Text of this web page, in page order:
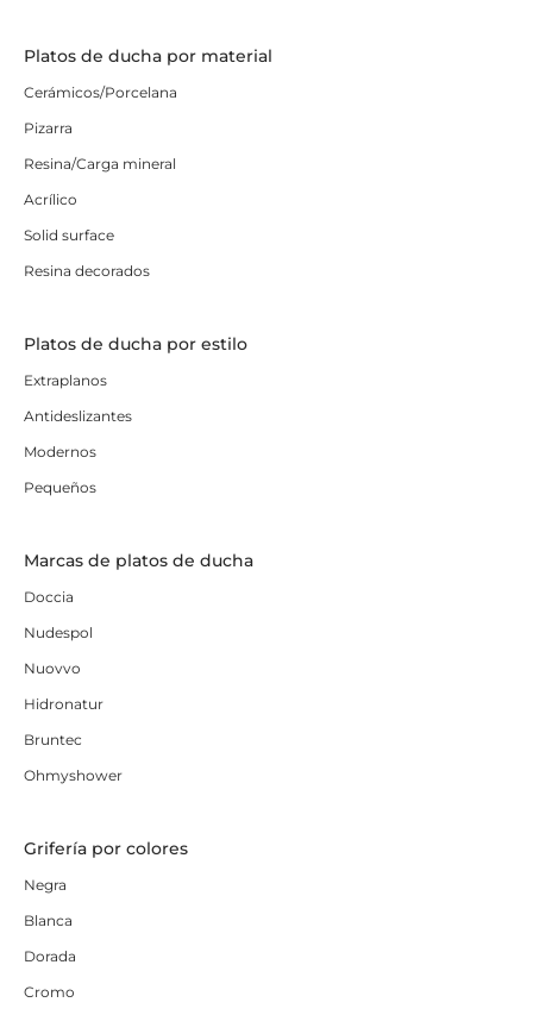
Platos de ducha por material
Cerámicos/Porcelana
Pizarra
Resina/Carga mineral
Acrílico
Solid surface
Resina decorados
Platos de ducha por estilo
Extraplanos
Antideslizantes
Modernos
Pequeños
Marcas de platos de ducha
Doccia
Nudespol
Nuovvo
Hidronatur
Bruntec
Ohmyshower
Grifería por colores
Negra
Blanca
Dorada
Cromo